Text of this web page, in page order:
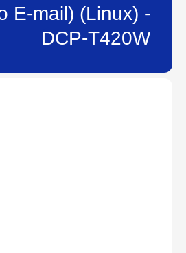
E-mail) (Linux) -
DCP-T420W